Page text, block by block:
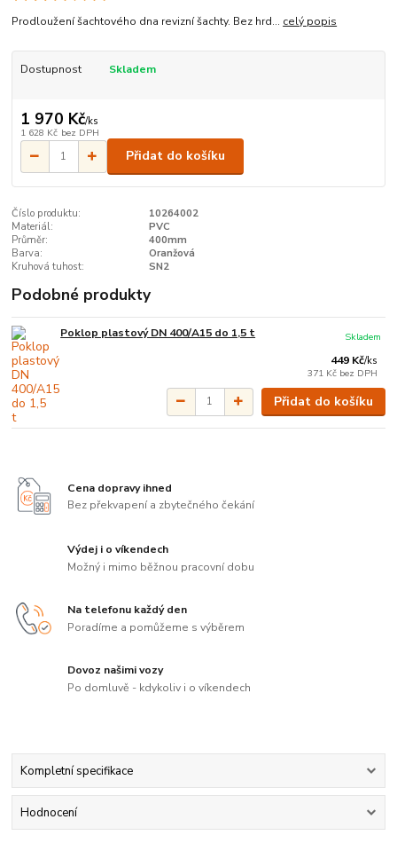
Prodloužení šachtového dna revizní šachty. Bez hrd... celý popis
Dostupnost Skladem
1 970 Kč/ks
1 628 Kč bez DPH
Přidat do košíku
Číslo produktu:
10264002
Materiál:
PVC
Průměr:
400mm
Barva:
Oranžová
Kruhová tuhost:
SN2
Podobné produkty
Poklop plastový DN 400/A15 do 1,5 t
449 Kč/ks
371 Kč bez DPH
Skladem
Přidat do košíku
Cena dopravy ihned
Bez překvapení a zbytečného čekání
Výdej i o víkendech
Možný i mimo běžnou pracovní dobu
Na telefonu každý den
Poradíme a pomůžeme s výběrem
Dovoz našimi vozy
Po domluvě - kdykoliv i o víkendech
Kompletní specifikace
Hodnocení